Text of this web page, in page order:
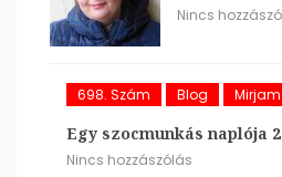
Nincs
698. Szám Blog Mirjam
Egy szocmunkás naplója
Nincs hozzászólás